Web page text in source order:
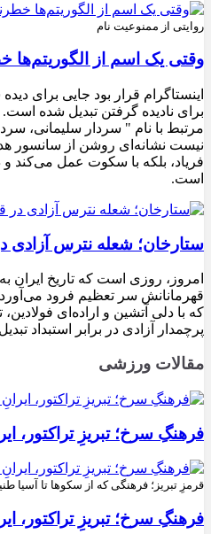
روایتی از ممنوعیت نام
وقتی یک اسم از
اینستاگرام قرار بود جایی برای
برای نادیده گرفتن تبدیل شده
مرتبط با نام " سردار سلیمانی،
نیست نشانه‌ای روشن از سانسور
فریاد، بلکه با سکوت عمل می‌کند و
است.
ستارخان؛ شعله نترس آزادی
امروز، روزی است که تاریخ ایران
قهرمانانش سر تعظیم فرود
که با دلی آتشین و اراده‌ای
پرچمدار آزادی در برابر استبداد
مقالات ورزشی
فرهنگِ سرخ؛ تبریزِ تراکتور،
قرمزِ تبریز؛ فرهنگی که از سکوها تا آسیا
فرهنگِ سرخ؛ تبریزِ تراکتور،